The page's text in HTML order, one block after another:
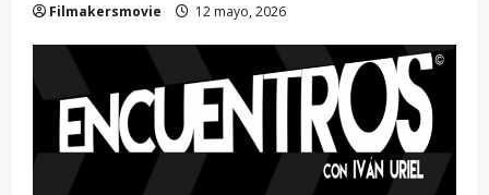
Filmakersmovie 12 mayo, 2026